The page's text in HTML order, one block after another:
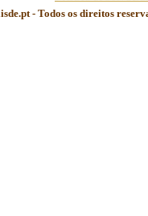
- Todos os direitos